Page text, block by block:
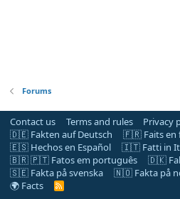
Forums
Contact us Terms and rules Privacy
🇩🇪 Fakten auf Deutsch
🇫🇷 Faits en
🇪🇸 Hechos en Español
🇮🇹 Fatti in
🇧🇷 🇵🇹 Fatos em português
🇩🇰
🇸🇪 Fakta på svenska
🇳🇴 Fakta på
🌍 Facts
R